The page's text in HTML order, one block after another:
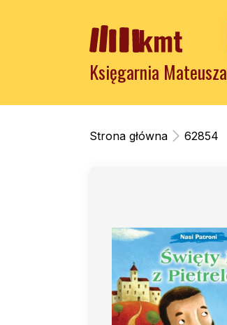
Księgarnia Mateusza
Strona główna 62854